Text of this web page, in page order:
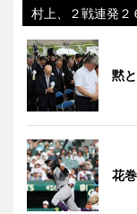
村上、２戦連発
黙
花